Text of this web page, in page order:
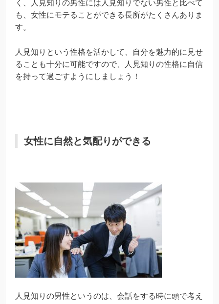
く、人見知りの男性には人見知りでない男性と比べて
も、女性にモテることができる長所がたくさんありま
す。
人見知りという性格を活かして、自分を魅力的に見せ
ることも十分に可能ですので、人見知りの性格に自信
を持って過ごすようにしましょう！
女性に自然と気配りができる
人見知りの男性というのは、会話をする時に頭で考え